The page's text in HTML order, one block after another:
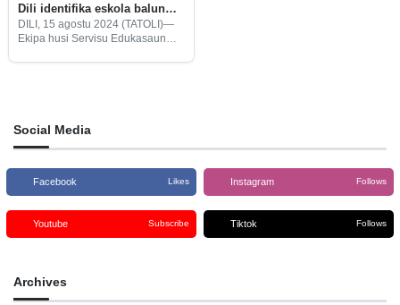
Dili identifika eskola balun
ladún tau atensaun ba
biblioteka
DILI, 15 agostu 2024 (TATOLI)—
Ekipa husi Servisu Edukasaun
Social Media
Facebook Likes Instagram Follows
Youtube Subscribe Tiktok Follows
Archives